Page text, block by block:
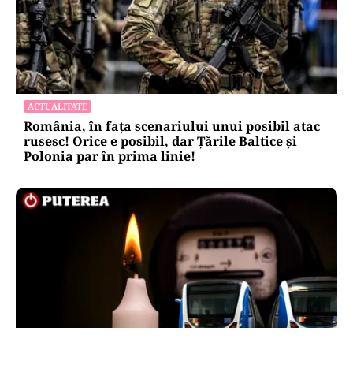
ACTUALITATE
România, în fața scenariului unui posibil atac
rusesc! Orice e posibil, dar Țările Baltice și
Polonia par în prima linie!